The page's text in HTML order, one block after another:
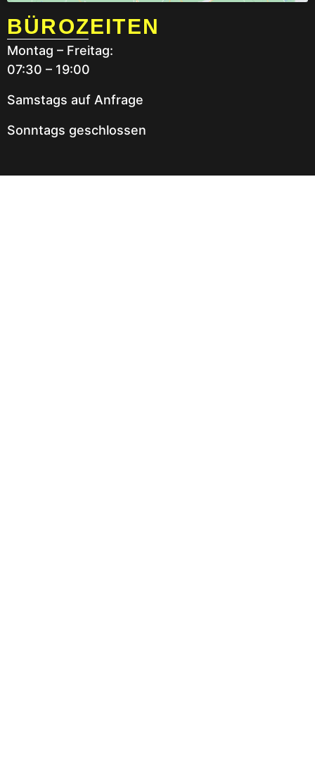
BÜROZEITEN
Montag – Freitag:
07:30 – 19:00
Samstags auf Anfrage
Sonntags geschlossen